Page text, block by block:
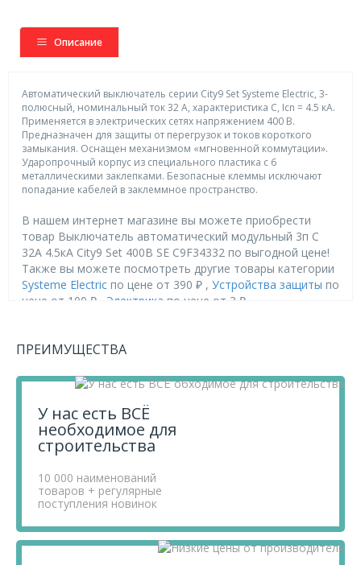
Описание
Автоматический выключатель серии City9 Set Systeme Electric, 3-
полюсный, номинальный ток 32 А, характеристика С, Icn = 4.5 кА.
Применяется в электрических сетях напряжением 400 В.
Предназначен для защиты от перегрузок и токов короткого
замыкания. Оснащен механизмом «мгновенной коммутации».
Ударопрочный корпус из специального пластика с 6
металлическими заклепками. Безопасные клеммы исключают
попадание кабелей в заклеммное пространство.
В нашем интернет магазине вы можете приобрести
товар Выключатель автоматический модульный 3п C
32А 4.5кА City9 Set 400В SE C9F34332 по выгодной цене!
Также вы можете посмотреть другие товары категории
Systeme Electric по цене от 390 ₽ , Устройства защиты по
цене от 100 ₽ , Электрика по цене от 3 ₽ .
товары высокого качества по выгодным ценам, так как
минимальных розничных цен и выбираем надежных
Чтобы купить товар Выключатель автоматический
модульный 3п C 32А 4.5кА City9 Set 400В SE C9F34332,
перенесите его в «Корзину» и оформите свой заказ.
телефону+7 812 740 68 02
сайте.
ПРЕИМУЩЕСТВА
У нас есть ВСЁ
необходимое для
строительства
10 000 наименований
товаров + регулярные
поступления новинок